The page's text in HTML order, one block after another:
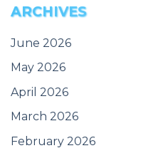
ARCHIVES
June 2026
May 2026
April 2026
March 2026
February 2026